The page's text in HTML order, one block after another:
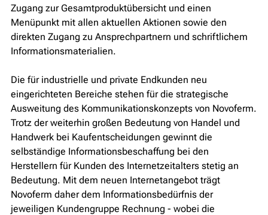
Zugang zur Gesamtproduktübersicht und einen
Menüpunkt mit allen aktuellen Aktionen sowie den
direkten Zugang zu Ansprechpartnern und schriftlichem
Informationsmaterialien.
Die für industrielle und private Endkunden neu
eingerichteten Bereiche stehen für die strategische
Ausweitung des Kommunikationskonzepts von Novoferm.
Trotz der weiterhin großen Bedeutung von Handel und
Handwerk bei Kaufentscheidungen gewinnt die
selbständige Informationsbeschaffung bei den
Herstellern für Kunden des Internetzeitalters stetig an
Bedeutung. Mit dem neuen Internetangebot trägt
Novoferm daher dem Informationsbedürfnis der
jeweiligen Kundengruppe Rechnung - wobei die